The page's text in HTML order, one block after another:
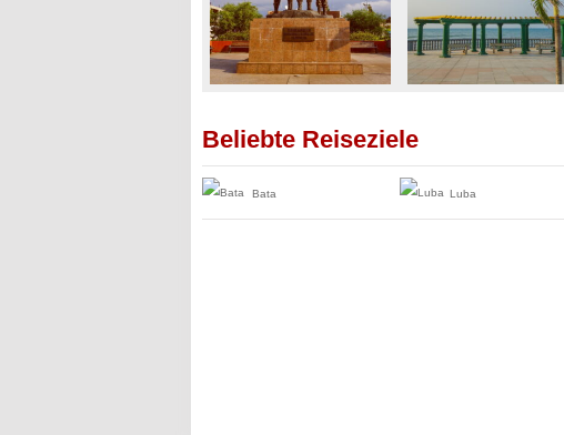
Beliebte Reiseziele
Bata Luba